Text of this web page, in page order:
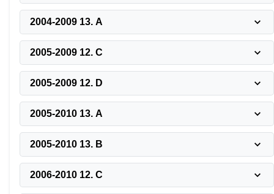
2004-2009 13. A
2005-2009 12. C
2005-2009 12. D
2005-2010 13. A
2005-2010 13. B
2006-2010 12. C